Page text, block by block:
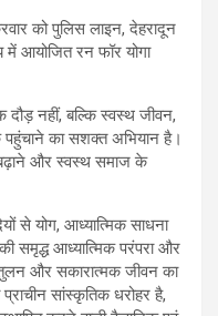
को पुलिस लाइन, देहरादून
में आयोजित रन फॉर योगा
नहीं, बल्कि स्वस्थ जीवन,
का सशक्त अभियान है।
और स्वस्थ समाज के
से योग, आध्यात्मिक साधना
समृद्ध आध्यात्मिक परंपरा और
और सकारात्मक जीवन का
सांस्कृतिक धरोहर है,